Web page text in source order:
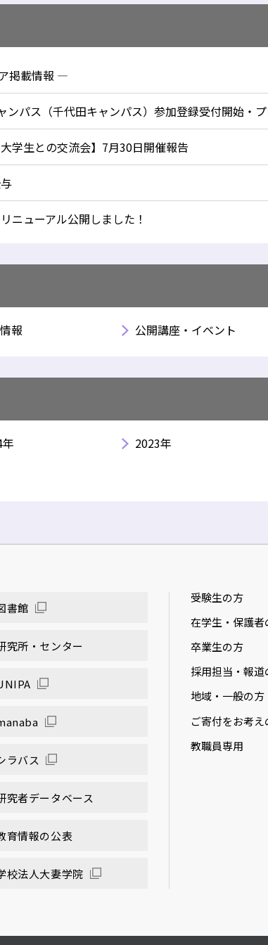
掲載情報 —
ンパス（千代田キャンパス）参加登録受付開始・
学生との交流会】7月30日開催報告
ニューアル公開しました！
報 公開講座・イベント
2023年
書館
究所・センター
ラバス
究者データベース
育情報の公表
校法人大妻学院
受験生の方
在学生・保護者
卒業生の方
採用担当・報道
地域・一般の方
ご寄付をお考え
教職員専用